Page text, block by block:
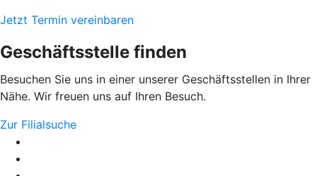
Jetzt Termin vereinbaren
Geschäftsstelle finden
Besuchen Sie uns in einer unserer Geschäftsstellen in Ihrer
Nähe. Wir freuen uns auf Ihren Besuch.
Zur Filialsuche